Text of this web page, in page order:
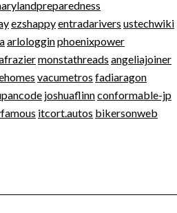
ezshappyentradarivers ustechwiki
arlologginphoenixpower
monstathreads angeliajoiner
vacumetros fadiaragon
joshuaflinnconformable-jp
itcort.autos bikersonweb